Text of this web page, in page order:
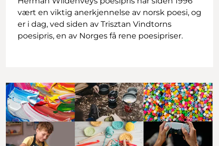
vært en viktig anerkjennelse av norsk poesi, og
er i dag, ved siden av Trisztan Vindtorns
poesipris, en av Norges få rene poesipriser.